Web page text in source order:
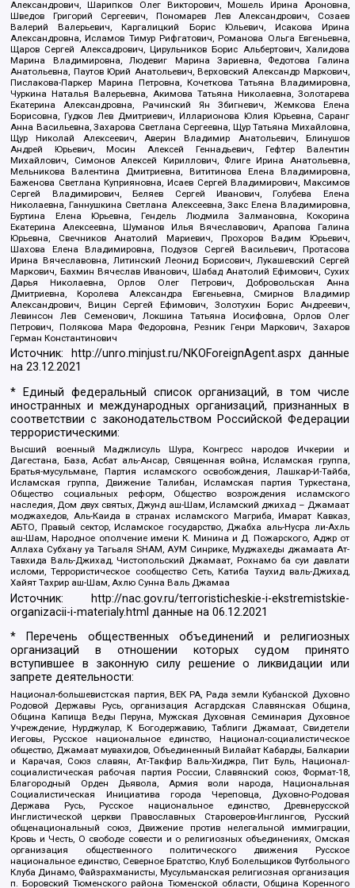
Александрович, Шарипков Олег Викторович, Мошель Ирина Ароновна,
Шведов Григорий Сергеевич, Пономарев Лев Александрович, Созаев
Валерий Валерьевич, Каргалицкий Борис Юльевич, Исакова Ирина
Александровна, Исламов Тимур Рифгатович, Романова Ольга Евгеньевна,
Щаров Сергей Алексадрович, Цирульников Борис Альбертович, Халидова
Марина Владимировна, Людевиг Марина Зариевна, Федотова Галина
Анатольевна, Паутов Юрий Анатольевич, Верховский Александр Маркович,
Пислакова-Паркер Марина Петровна, Кочеткова Татьяна Владимировна,
Чуркина Наталья Валерьевна, Акимова Татьяна Николаевна, Золотарева
Екатерина Александровна, Рачинский Ян Збигневич, Жемкова Елена
Борисовна, Гудков Лев Дмитриевич, Илларионова Юлия Юрьевна, Саранг
Анна Васильевна, Захарова Светлана Сергеевна, Щур Татьяна Михайловна,
Щур Николай Алексеевич, Аверин Владимир Анатольевич, Блинушов
Андрей Юрьевич, Мосин Алексей Геннадьевич, Гефтер Валентин
Михайлович, Симонов Алексей Кириллович, Флиге Ирина Анатольевна,
Мельникова Валентина Дмитриевна, Вититинова Елена Владимировна,
Баженова Светлана Куприяновна, Исаев Сергей Владимирович, Максимов
Сергей Владимирович, Беляев Сергей Иванович, Голубева Елена
Николаевна, Ганнушкина Светлана Алексеевна, Закс Елена Владимировна,
Буртина Елена Юрьевна, Гендель Людмила Залмановна, Кокорина
Екатерина Алексеевна, Шуманов Илья Вячеславович, Арапова Галина
Юрьевна, Свечников Анатолий Мариевич, Прохоров Вадим Юрьевич,
Шахова Елена Владимировна, Подузов Сергей Васильевич, Протасова
Ирина Вячеславовна, Литинский Леонид Борисович, Лукашевский Сергей
Маркович, Бахмин Вячеслав Иванович, Шабад Анатолий Ефимович, Сухих
Дарья Николаевна, Орлов Олег Петрович, Добровольская Анна
Дмитриевна, Королева Александра Евгеньевна, Смирнов Владимир
Александрович, Вицин Сергей Ефимович, Золотухин Борис Андреевич,
Левинсон Лев Семенович, Локшина Татьяна Иосифовна, Орлов Олег
Петрович, Полякова Мара Федоровна, Резник Генри Маркович, Захаров
Герман Константинович
Источник: http://unro.minjust.ru/NKOForeignAgent.aspxданные
на23.12.2021
* Единый федеральный список организаций, в том числе
иностранных и международных организаций, признанных в
соответствии с законодательством Российской Федерации
террористическими:
Высший военный Маджлисуль Шура, Конгресс народов Ичкерии и
Дагестана, База, Асбат аль-Ансар, Священная война, Исламская группа,
Братья-мусульмане, Партия исламского освобождения, Лашкар-И-Тайба,
Исламская группа, Движение Талибан, Исламская партия Туркестана,
Общество социальных реформ, Общество возрождения исламского
наследия, Дом двух святых, Джунд аш-Шам, Исламский джихад – Джамаат
моджахедов, Аль-Каида в странах исламского Магриба, Имарат Кавказ,
АБТО, Правый сектор, Исламское государство, Джабха аль-Нусра ли-Ахль
аш-Шам, Народное ополчение имени К. Минина и Д. Пожарского, Аджр от
Аллаха Субхану уа Тагьаля SHAM, АУМ Синрике, Муджахеды джамаата Ат-
Тавхида Валь-Джихад, Чистопольский Джамаат, Рохнамо ба суи давлати
исломи, Террористическое сообщество Сеть, Катиба Таухид валь-Джихад,
Хайят Тахрир аш-Шам, Ахлю Сунна Валь Джамаа
Источник:
http://nac.gov.ru/terroristicheskie-i-ekstremistskie-
organizacii-i-materialy.html данные на06.12.2021
* Перечень общественных объединений и религиозных
организаций в отношении которых судом принято
вступившее в законную силу решение о ликвидации или
запрете деятельности:
Национал-большевистская партия, ВЕК РА, Рада земли Кубанской Духовно
Родовой Державы Русь, организация Асгардская Славянская Община,
Община Капища Веды Перуна, Мужская Духовная Семинария Духовное
Учреждение, Нурджулар, К Богодержавию, Таблиги Джамаат, Свидетели
Иеговы, Русское национальное единство, Национал-социалистическое
общество, Джамаат мувахидов, Объединенный Вилайат Кабарды, Балкарии
и Карачая, Союз славян, Ат-Такфир Валь-Хиджра, Пит Буль, Национал-
социалистическая рабочая партия России, Славянский союз, Формат-18,
Благородный Орден Дьявола, Армия воли народа, Национальная
Социалистическая Инициатива города Череповца, Духовно-Родовая
Держава Русь, Русское национальное единство, Древнерусской
Инглистической церкви Православных Староверов-Инглингов, Русский
общенациональный союз, Движение против нелегальной иммиграции,
Кровь и Честь, О свободе совести и о религиозных объединениях, Омская
организация общественного политического движения Русское
национальное единство, Северное Братство, Клуб Болельщиков Футбольного
Клуба Динамо, Файзрахманисты, Мусульманская религиозная организация
п. Боровский Тюменского района Тюменской области, Община Коренного